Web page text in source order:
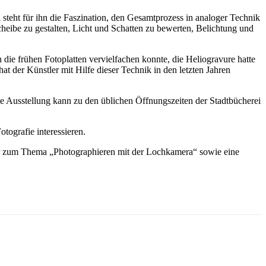
für ihn die Faszination, den Gesamtprozess in analoger Technik
zu gestalten, Licht und Schatten zu bewerten, Belichtung und
frühen Fotoplatten vervielfachen konnte, die Heliogravure hatte
der Künstler mit Hilfe dieser Technik in den letzten Jahren
kann zu den üblichen Öffnungszeiten der Stadtbücherei
interessieren.
Thema „Photographieren mit der Lochkamera“ sowie eine